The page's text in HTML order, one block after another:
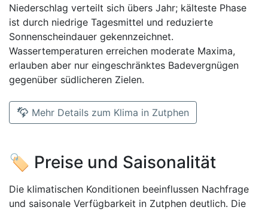
Niederschlag verteilt sich übers Jahr; kälteste Phase
ist durch niedrige Tagesmittel und reduzierte
Sonnenscheindauer gekennzeichnet.
Wassertemperaturen erreichen moderate Maxima,
erlauben aber nur eingeschränktes Badevergnügen
gegenüber südlicheren Zielen.
Mehr Details zum Klima in Zutphen
🏷️ Preise und Saisonalität
Die klimatischen Konditionen beeinflussen Nachfrage
und saisonale Verfügbarkeit in Zutphen deutlich. Die